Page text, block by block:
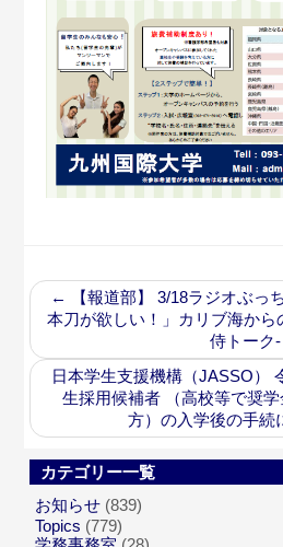
←
【報道部】 3/18ラジオぶっ
本刀が欲しい！」カリブ海から
侍トーク-
日本学生支援機構（JASSO）
生採用候補者 （高校等で奨
方）の入学後の手続
カテゴリー一覧
お知らせ (839)
Topics (779)